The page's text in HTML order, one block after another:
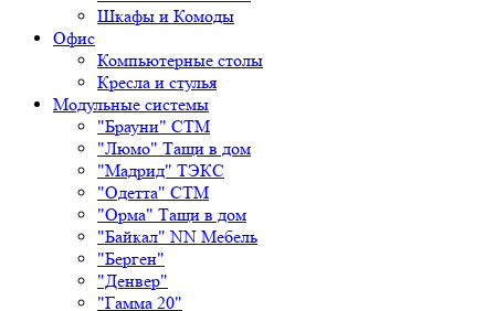
Шкафы и Комоды
Офис
Компьютерные столы
Кресла и стулья
Модульные системы
"Брауни" СТМ
"Люмо" Тащи в дом
"Мадрид" ТЭКС
"Одетта" СТМ
"Орма" Тащи в дом
"Байкал" NN Мебель
"Берген"
"Денвер"
"Гамма 20"